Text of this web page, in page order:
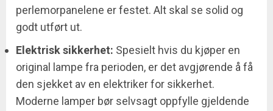
perlemorpanelene er festet. Alt skal se solid og
godt utført ut.
Elektrisk sikkerhet: Spesielt hvis du kjøper en
original lampe fra perioden, er det avgjørende å få
den sjekket av en elektriker for sikkerhet.
Moderne lamper bør selvsagt oppfylle gjeldende